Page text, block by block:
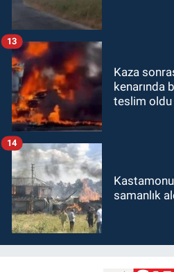
Kaza
kenarında
teslim oldu
13
samanlık
14